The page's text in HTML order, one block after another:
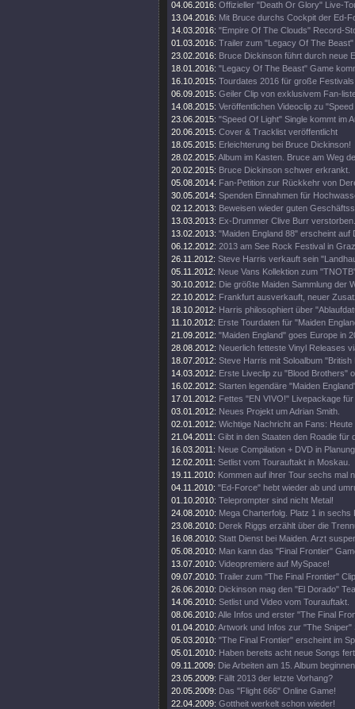
04.06.2016: Offizieller "Death Or Glory" Live-
13.04.2016: Mit Bruce durchs Cockpit der Ed-
14.03.2016: "Empire Of The Clouds" Record-
01.03.2016: Trailer zum "Legacy Of The Beast"
23.02.2016: Bruce Dickinson führt durch neue
18.01.2016: "Legacy Of The Beast" Game
16.10.2015: Tourdates 2016 für große
06.09.2015: Geiler Clip von exklusivem Fan-
14.08.2015: Veröffentlichen Videoclip zu
23.06.2015: "Speed Of Light" Single kommt im
20.06.2015: Cover & Tracklist veröffentlicht
18.05.2015: Erleichterung bei Bruce Dickinson!
28.02.2015: Album im Kasten. Bruce am Weg
20.02.2015: Bruce Dickinson schwer erkrankt.
05.08.2014: Fan-Petition zur Rückkehr von
30.05.2014: Spenden Einnahmen für
02.12.2013: Beweisen wieder guten
13.03.2013: Ex-Drummer Clive Burr verstorben.
13.02.2013: "Maiden England 88" erscheint auf
06.12.2012: 2013 am See Rock Festival in Graz
26.11.2012: Steve Harris verkauft sein
05.11.2012: Neue Vans Kollektion zum
30.10.2012: Die größte Maiden Sammlung der
22.10.2012: Frankfurt ausverkauft, neuer
18.10.2012: Harris philosophiert über
11.10.2012: Erste Tourdaten für "Maiden
21.09.2012: "Maiden England" goes Europe in
28.08.2012: Neuerlich fetteste Vinyl Releases
18.07.2012: Steve Harris mit Soloalbum "British
14.03.2012: Erste Liveclip zu "Blood Brothers"
16.02.2012: Starten legendäre "Maiden
17.01.2012: Fettes "EN VIVO!" Livepackage
03.01.2012: Neues Projekt um Adrian Smith.
02.01.2012: Wichtige Nachricht an Fans: Heute
21.04.2011: Gibt in den Staaten den Roadie für
16.03.2011: Neue Compilation + DVD in
12.02.2011: Setlist vom Tourauftakt in Moskau.
19.11.2010: Kommen auf ihrer Tour sechs mal
04.11.2010: "Ed-Force" hebt wieder ab und
01.10.2010: Teleprompter sind nicht Metal!
24.08.2010: Mega Charterfolg. Platz 1 in sechs
23.08.2010: Derek Riggs erzählt über die
16.08.2010: Statt Dienst bei Maiden. Arzt
05.08.2010: Man kann das "Final Frontier"
13.07.2010: Videopremiere auf MySpace!
09.07.2010: Trailer zum "The Final Frontier"
26.06.2010: Dickinson mag den "El Dorado"
14.06.2010: Setlist und Video vom Tourauftakt.
08.06.2010: Alle Infos und erster "The Final
01.04.2010: Artwork und Infos zur "The Sniper"
05.03.2010: "The Final Frontier" erscheint im
05.01.2010: Haben bereits acht neue Songs
09.11.2009: Die Arbeiten am 15. Album
23.05.2009: Fällt 2013 der letzte Vorhang?
20.05.2009: Das "Flight 666" Online Game!
22.04.2009: Gottheit werkelt schon wieder!